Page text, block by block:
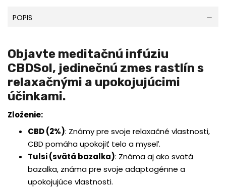
POPIS
Objavte meditačnú infúziu
CBDSol, jedinečnú zmes rastlín s
relaxačnými a upokojujúcimi
účinkami.
Zloženie:
CBD (2%): Známy pre svoje relaxačné vlastnosti,
CBD pomáha upokojiť telo a myseľ.
Tulsi (svätá bazalka): Známa aj ako svätá
bazalka, známa pre svoje adaptogénne a
upokojujúce vlastnosti.